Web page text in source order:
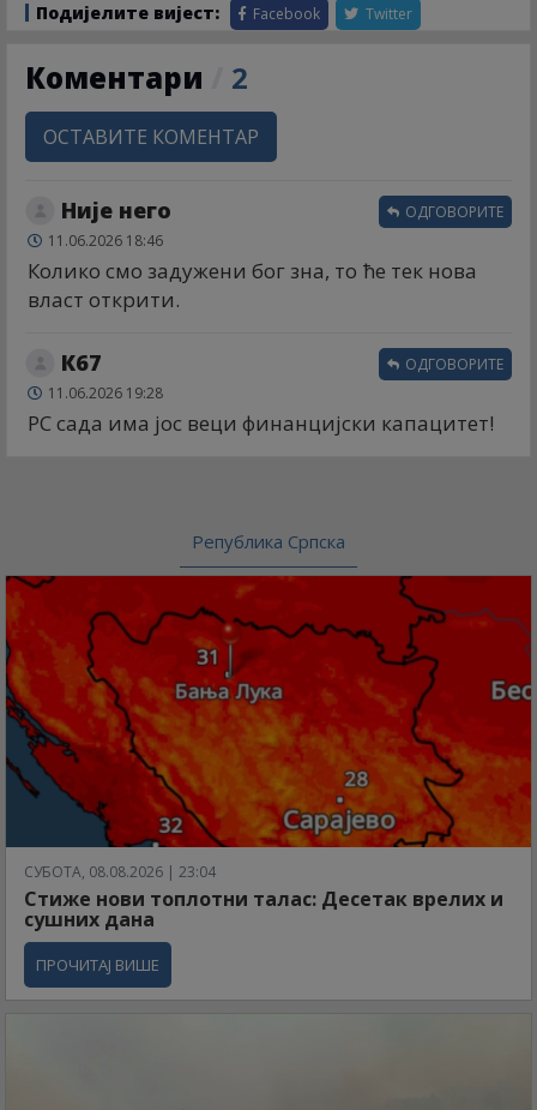
Подијелите вијест: Facebook Twitter
Коментари 2
ОСТАВИТЕ КОМЕНТАР
Није него
11.06.2026 18:46
Колико смо задужени бог зна, то ће тек нова
власт открити.
ОДГОВОРИТЕ
К67
11.06.2026 19:28
РС сада има јос веци финанцијски капацитет!
ОДГОВОРИТЕ
Република Српска
СУБОТА, 08.08.2026 | 23:04
Стиже нови топлотни талас: Десетак врелих и
сушних дана
ПРОЧИТАЈ ВИШЕ